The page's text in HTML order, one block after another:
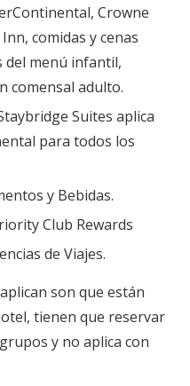
Crowne
comidas y cenas
del menú infantil,
comensal adulto.
Suites aplica
para todos los
y Bebidas.
Club Rewards
de Viajes.
son que están
tienen que reservar
y no aplica con